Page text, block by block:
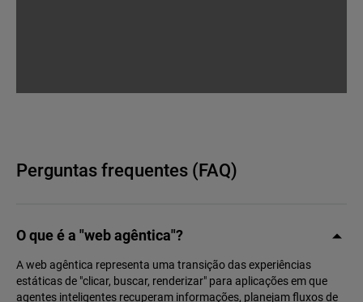
Perguntas frequentes (FAQ)
O que é a "web agêntica"?
A web agêntica representa uma transição das experiências
estáticas de "clicar, buscar, renderizar" para aplicações em que
agentes inteligentes recuperam informações, planejam fluxos de